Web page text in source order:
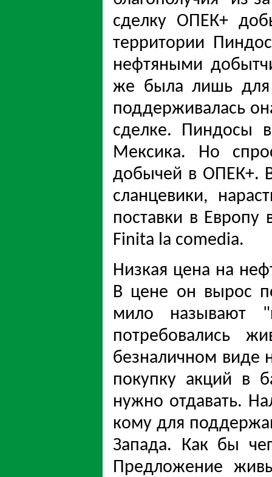
сделку ОПЕК+
территории
нефтяными
же была лишь
поддерживалась
сделке. Пиндосы
Мексика. Но
добычей в ОПЕК+.
сланцевики,
поставки в
Finita la comedia.
Низкая цена на
В цене он вырос
мило называют
потребовались
безналичном виде
покупку акций в
нужно отдавать.
кому для
Запада. Как бы
Предложение